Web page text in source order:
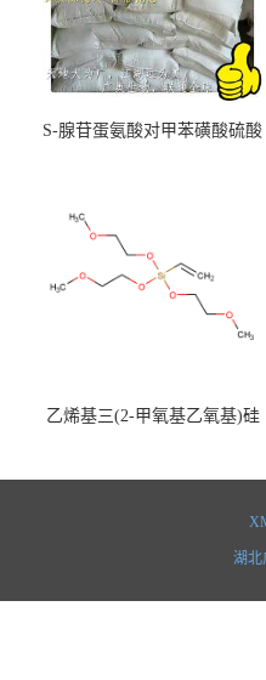
S-腺苷蛋氨酸对甲苯磺酸硫酸
乙烯基三(2-甲氧基乙氧基)硅
湖北